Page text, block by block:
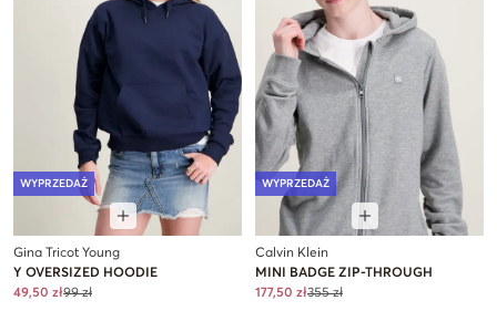
WYPRZEDAŻ
Gina Tricot Young
Y OVERSIZED HOODIE
49,50 zł99 zł
WYPRZEDAŻ
Calvin Klein
MINI BADGE ZIP-THROUGH
177,50 zł355 zł